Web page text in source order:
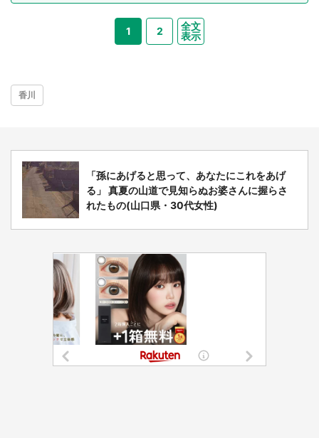
1 2
全文
表示
香川
「孫にあげると思って、あなたにこれをあげ
る」 真夏の山道で見知らぬお婆さんに握らさ
れたもの(山口県・30代女性)